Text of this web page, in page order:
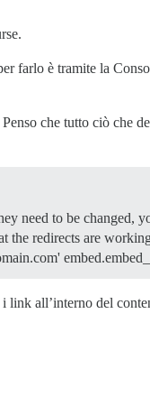
farlo è tramite la
che tutto ciò che
need to be
the redirects are
link all’interno del